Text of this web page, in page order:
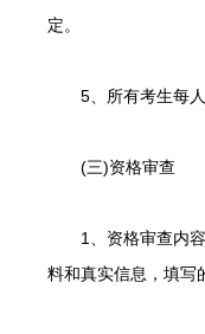
定。
5、所有考生每人
(三)资格审查
1、资格审查内容
料和真实信息，填写